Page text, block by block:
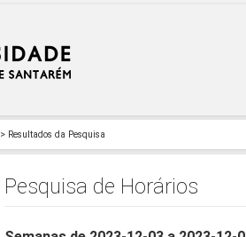
> Resultados da Pesquisa
Pesquisa de Horários